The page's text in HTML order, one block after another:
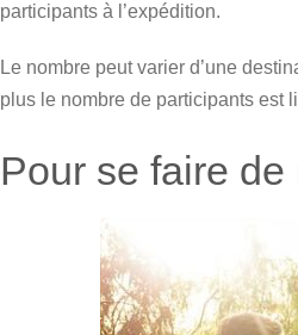
participants à l’expédition.
Le nombre peut varier d’une
plus le nombre de participants est
Pour se faire